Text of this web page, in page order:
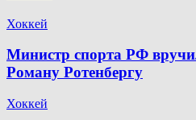
Хоккей
Министр спорта РФ
Роману Ротенбергу
Хоккей